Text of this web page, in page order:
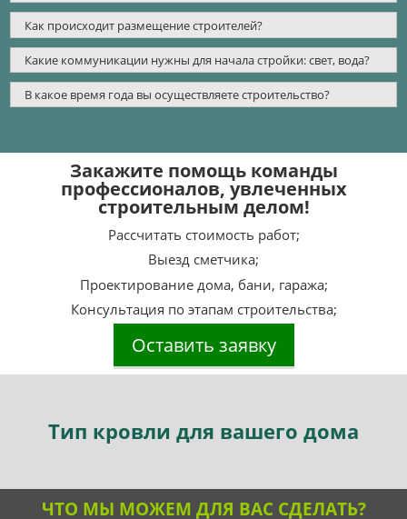
Как происходит размещение строителей?
Какие коммуникации нужны для начала стройки: свет, вода?
В какое время года вы осуществляете строительство?
Закажите помощь команды
профессионалов, увлеченных
строительным делом!
Рассчитать стоимость работ;
Выезд сметчика;
Проектирование дома, бани, гаража;
Консультация по этапам строительства;
Оставить заявку
Тип кровли для вашего дома
ЧТО МЫ МОЖЕМ ДЛЯ ВАС СДЕЛАТЬ?